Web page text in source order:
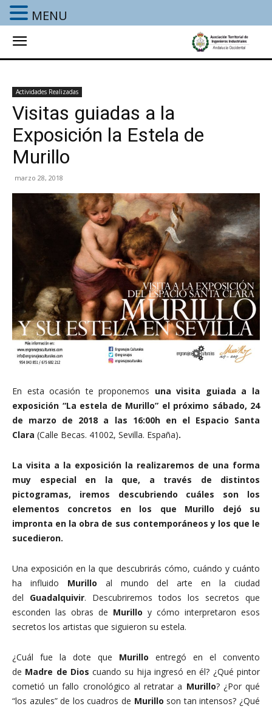
Actividades Realizadas
Visitas guiadas a la
Exposición la Estela de
Murillo
marzo 28, 2018
En esta ocasión te proponemos una visita guiada a la
exposición “La estela de Murillo” el próximo sábado, 24
de marzo de 2018 a las 16:00h en el Espacio Santa
Clara (Calle Becas. 41002, Sevilla. España).
La visita a la exposición la realizaremos de una forma
muy especial en la que, a través de distintos
pictogramas, iremos descubriendo cuáles son los
elementos concretos en los que Murillo dejó su
impronta en la obra de sus contemporáneos y los que le
sucedieron.
Una exposición en la que descubrirás cómo, cuándo y cuánto
ha influido Murillo al mundo del arte en la ciudad
del Guadalquivir. Descubriremos todos los secretos que
esconden las obras de Murillo y cómo interpretaron esos
secretos los artistas que siguieron su estela.
¿Cuál fue la dote que Murillo entregó en el convento
de Madre de Dioscuando su hija ingresó en él? ¿Qué pintor
cometió un fallo cronológico al retratar a Murillo? ¿Por qué
“los azules” de los cuadros de Murillo son tan intensos? ¿Qué
MENU